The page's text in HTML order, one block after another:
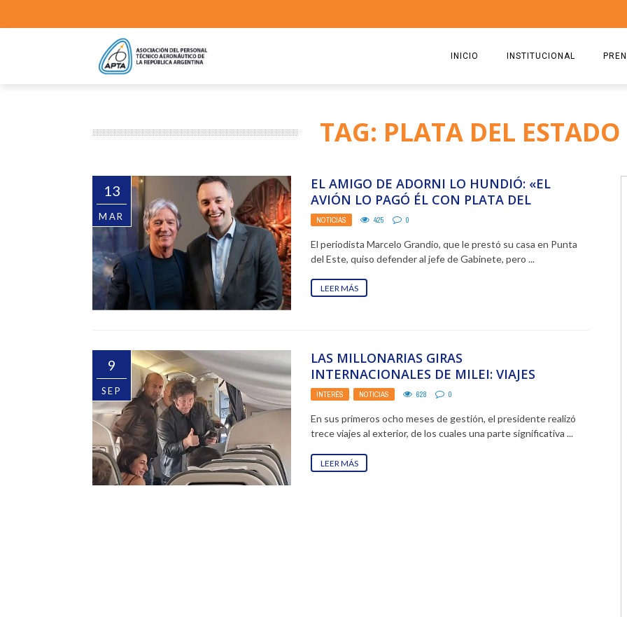
INICIO INSTITUCIONAL
ESTATUTO
RICARDO CIRIELLI
2025
TAG: PLATA DEL ESTADO
13
MAR
EL AMIGO DE ADORNI LO HUNDIÓ: «EL
AVIÓN LO PAGÓ ÉL CON PLATA DEL
ESTADO»
NOTICIAS 425 0
El periodista Marcelo Grandio, que le prestó su casa en Punta
del Este, quiso defender al jefe de Gabinete, pero ...
LEER MÁS
9
SEP
LAS MILLONARIAS GIRAS
INTERNACIONALES DE MILEI: VIAJES
PRESIDENCIALES CON UN ALTO COSTO
PARA EL ESTADO
INTERÉS , NOTICIAS 628 0
En sus primeros ocho meses de gestión, el presidente realizó
trece viajes al exterior, de los cuales una parte significativa ...
LEER MÁS